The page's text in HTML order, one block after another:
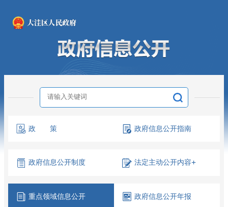
政 策 政府信息公开指南
政府信息公开制度 法定主动公开内容+
重点领域信息公开 政府信息公开年报